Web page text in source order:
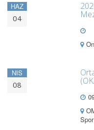
HAZ
04
NIS
08